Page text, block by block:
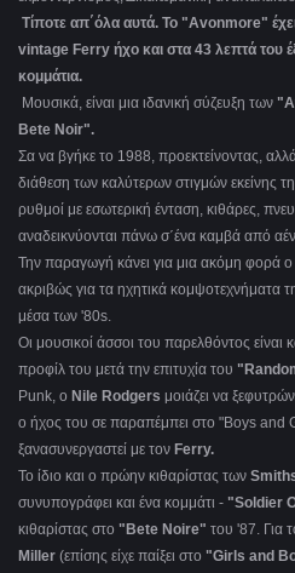
Τίποτε απ΄όλα αυτά. Το "Avonmore"
vintage Ferry ήχο και στα 43 λεπτά του
κομμάτια.
Μουσικά, είναι μια ιδανική σύζευξη των "
Bete Noir".
Σα να βγήκε το 1988, προεκτείνοντας,
διάθεση των καλύτερων στιγμών εκείνης
ρυθμοί με εσωτερική ένταση, κιθάρες,
αναδεικνύονται πάνω σ΄ένα καμβά από
Την παραγωγή κάνει για μια ακόμη φορά ο
ακριβώς για τα ηχητικά κομψοτεχνήματα
μέσα των '80s.
Οι μουσικοί άσσοι του παρελθόντος είναι
προφίλ του μετά την επιτυχία του
Punk, ο Nile Rodgers μοιάζει να
ο ήχος του σε παραπέμπει στο "Boys and
ξανασυνεργαστεί με τον Ferry.
Το ίδιο και ο πρώην κιθαρίστας των
συνυπογράφει και ένα κομμάτι - "Soldier
κιθαρίστας στο "Bete Noire" του '87. Για
Miller (επίσης είχε παίξει στο "Girls and